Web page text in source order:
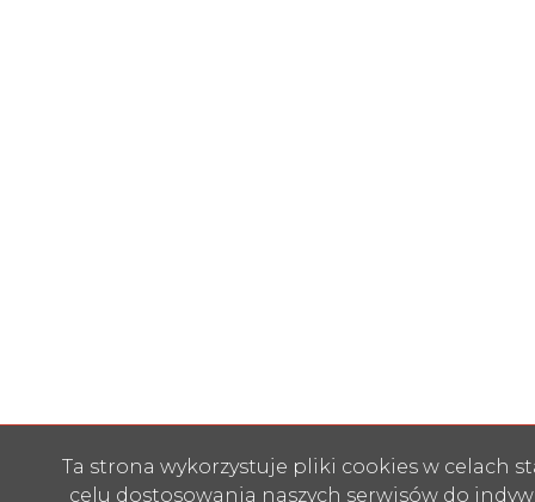
Ta strona wykorzystuje pliki cookies w celach
celu dostosowania naszych serwisów do